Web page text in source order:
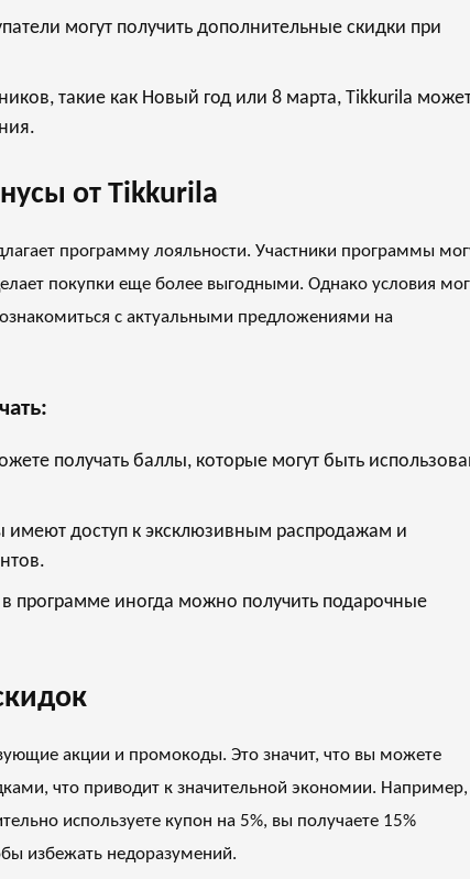
могут получить дополнительные скидки при
такие как Новый год или 8 марта, Tikkurila
от Tikkurila
программу лояльности. Участники программы
покупки еще более выгодными. Однако условия
с актуальными предложениями на
получать баллы, которые могут быть
доступ к эксклюзивным распродажам и
в программе иногда можно получить подарочные
акции и промокоды. Это значит, что вы можете
что приводит к значительной экономии. Например,
используете купон на 5%, вы получаете 15%
избежать недоразумений.